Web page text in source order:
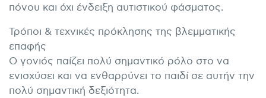
πόνου και όχι ένδειξη αυτιστικού φάσματος.
Τρόποι & τεχνικές πρόκλησης της βλεμματικής
επαφής
Ο γονιός παίζει πολύ σημαντικό ρόλο στο να
ενισχύσει και να ενθαρρύνει το παιδί σε αυτήν την
πολύ σημαντική δεξιότητα.